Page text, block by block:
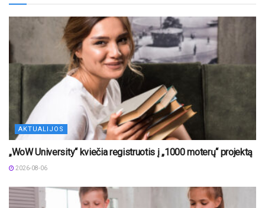
AKTUALIJOS
„WoW University“ kviečia registruotis į „1000 moterų“ projektą
2026-08-06